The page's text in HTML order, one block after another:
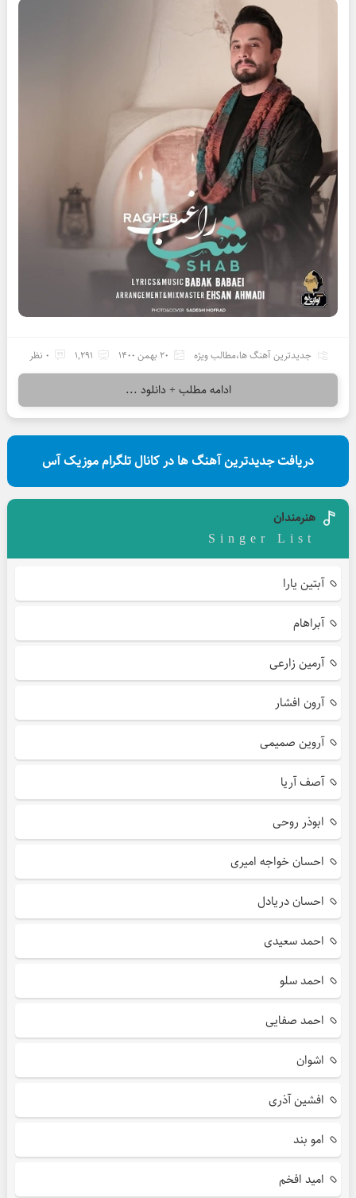
جدیدترین آهنگ ها،مطالب ویژه 20 بهمن 1400 1,291 0 نظر
ادامه مطلب + دانلود ...
دریافت جدیدترین آهنگ ها در کانال تلگرام موزیک آس
هنرمندان
Singer List
آبتین یارا
آبراهام
آرمین زارعی
آرون افشار
آروین صمیمی
آصف آریا
ابوذر روحی
احسان خواجه امیری
احسان دریادل
احمد سعیدی
احمد سلو
احمد صفایی
اشوان
افشین آذری
امو بند
امید افخم